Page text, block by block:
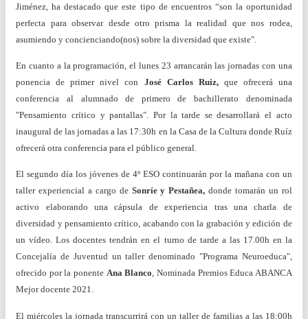
Jiménez, ha destacado que este tipo de encuentros “son la oportunidad
perfecta para observar desde otro prisma la realidad que nos rodea,
asumiendo y concienciando(nos) sobre la diversidad que existe".
En cuanto a la programación, el lunes 23 arrancarán las jornadas con una
ponencia de primer nivel con José Carlos Ruiz,que ofrecerá una
conferencia al alumnado de primero de bachillerato denominada
"Pensamiento crítico y pantallas". Por la tarde se desarrollará el acto
inaugural de las jornadas a las 17:30h en la Casa de la Cultura donde Ruíz
ofrecerá otra conferencia para el público general.
El segundo día los jóvenes de 4º ESO continuarán por la mañana con un
taller experiencial a cargo de Sonríe y Pestañea, donde tomarán un rol
activo elaborando una cápsula de experiencia tras una charla de
diversidad y pensamiento crítico, acabando con la grabación y edición de
un vídeo. Los docentes tendrán en el turno de tarde a las 17.00h en la
Concejalía de Juventud un taller denominado "Programa Neuroeduca",
ofrecido por la ponente Ana Blanco, Nominada Premios Educa ABANCA
Mejor docente 2021.
El miércoles la jornada transcurrirá con un taller de familias a las 18:00h